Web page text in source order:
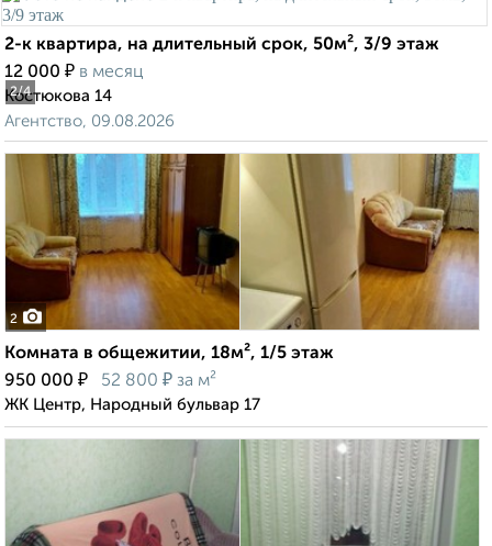
2/4
2-к квартира, на длительный срок, 50м², 3/9 этаж
12 000 ₽ в месяц
Костюкова 14
Агентство, 09.08.2026
2
Комната в общежитии, 18м², 1/5 этаж
950 000 ₽ 52 800 ₽ за м²
ЖК Центр, Народный бульвар 17